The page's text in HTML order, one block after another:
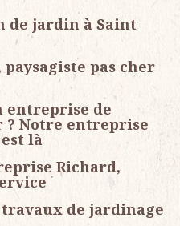
de jardin à Saint
paysagiste pas cher
entreprise de
? Notre entreprise
là
Richard,
travaux de jardinage